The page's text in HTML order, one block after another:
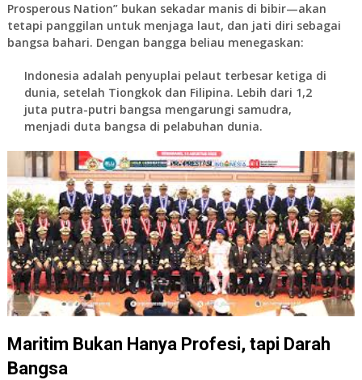
Prosperous Nation”bukan sekadar manis di bibir—akan
tetapi panggilan untuk menjaga laut, dan jati diri sebagai
bangsa bahari. Dengan bangga beliau menegaskan:
Indonesia adalah penyuplai pelaut terbesar ketiga di
dunia, setelah Tiongkok dan Filipina. Lebih dari 1,2
juta putra-putri bangsa mengarungi samudra,
menjadi duta bangsa di pelabuhan dunia.
Maritim Bukan Hanya Profesi, tapi Darah
Bangsa